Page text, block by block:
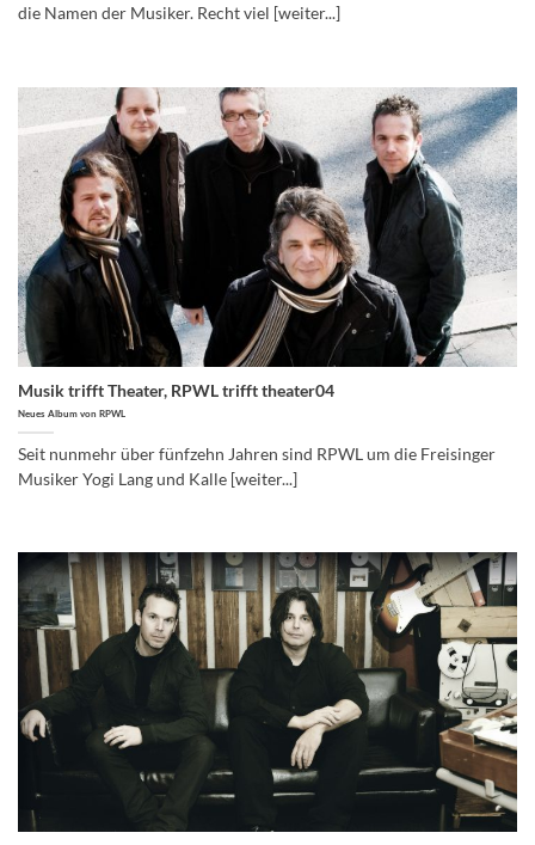
die Namen der Musiker. Recht viel [weiter...]
Musik trifft Theater, RPWL trifft theater04
Neues Album von RPWL
Seit nunmehr über fünfzehn Jahren sind RPWL um die Freisinger
Musiker Yogi Lang und Kalle [weiter...]